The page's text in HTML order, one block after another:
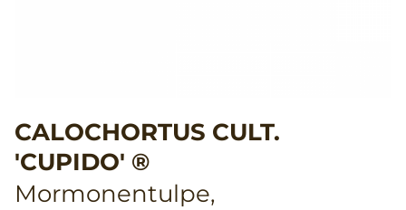
CALOCHORTUS CULT.
'CUPIDO' ®
Mormonentulpe,